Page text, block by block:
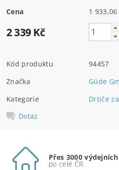
Cena
2 339 Kč
Kód produktu
94457
Značka
Güde
Kategorie
Drtiče
Dotaz
Přes 3000
po celé ČR